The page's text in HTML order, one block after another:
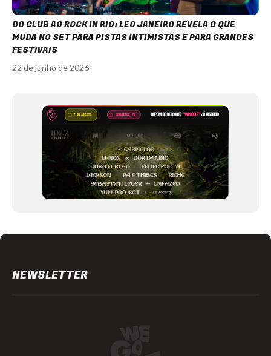
DO CLUB AO ROCK IN RIO: LEO JANEIRO REVELA O QUE
MUDA NO SET PARA PISTAS INTIMISTAS E PARA GRANDES
FESTIVAIS
22 de junho de 2026
NEWSLETTER